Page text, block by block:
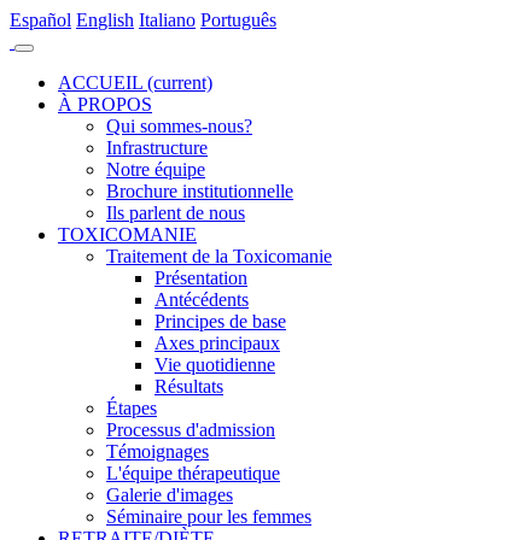
Español English Italiano Português
ACCUEIL (current)
À PROPOS
Qui sommes-nous?
Infrastructure
Notre équipe
Brochure institutionnelle
Ils parlent de nous
TOXICOMANIE
Traitement de la Toxicomanie
Présentation
Antécédents
Principes de base
Axes principaux
Vie quotidienne
Résultats
Étapes
Processus d'admission
Témoignages
L'équipe thérapeutique
Galerie d'images
Séminaire pour les femmes